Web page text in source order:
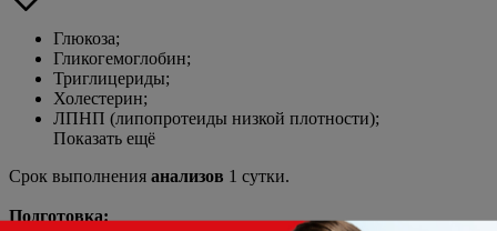
Глюкоза;
Гликогемоглобин;
Триглицериды;
Холестерин;
ЛПНП (липопротеиды низкой плотности);
Показать ещё
Срок выполнения анализов 1 сутки.
Подготовка: